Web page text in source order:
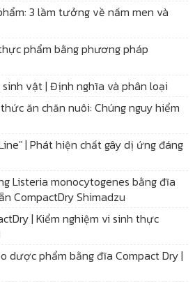
3 lầm tưởng về nấm men và
phẩm bằng phương pháp
vật | Định nghĩa và phân loại
ăn chăn nuôi: Chúng nguy hiểm
| Phát hiện chất gây dị ứng đáng
Listeria monocytogenes bằng đĩa
CompactDry Shimadzu
| Kiểm nghiệm vi sinh thực
dược phẩm bằng đĩa Compact Dry |